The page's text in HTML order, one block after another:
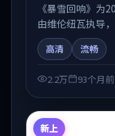
《暴雪回响》为
由维伦纽瓦执导
剧情在人物弧光
听质感。适合关
高清 流畅
2.2万 93个月前
新上